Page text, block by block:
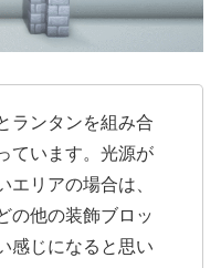
ランタンを組み合
ています。光源が
エリアの場合は、
の他の装飾ブロッ
感じになると思い